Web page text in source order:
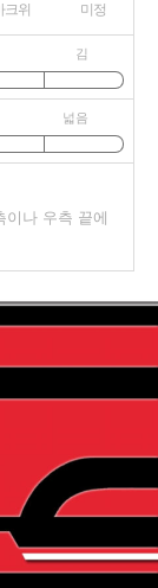
크위 미정
김
넓음
이나 우측 끝에